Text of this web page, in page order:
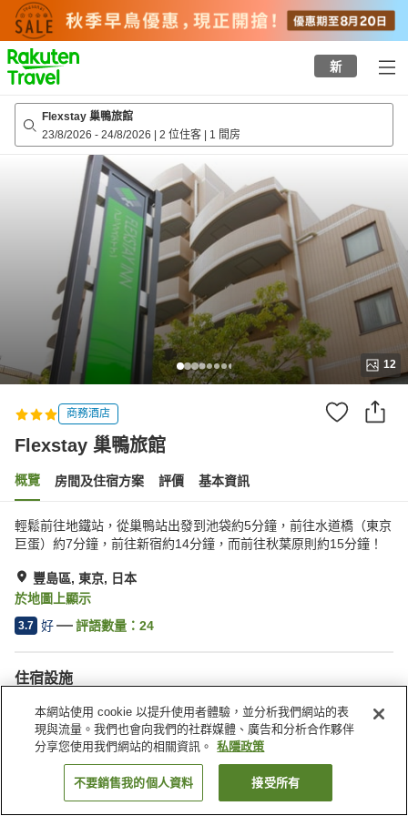
to
top
page
新
Flexstay 巢鴨旅館
23/8/2026 - 24/8/2026 | 2 位住客 | 1 間房
12
商務酒店
Flexstay 巢鴨旅館
概覽 房間及住宿方案 評價 基本資訊
輕鬆前往地鐵站，從巢鴨站出發到池袋約5分鐘，前往水道橋（東京
巨蛋）約7分鐘，前往新宿約14分鐘，而前往秋葉原則約15分鐘！
豐島區, 東京, 日本
於地圖上顯示
3.7 好 評語數量： 24
住宿設施
Wi-Fi
自動販賣機
收費洗衣房
送遞服務
找客房
本網站使用 cookie 以提升使用者體驗，並分析我們網站的表
現與流量。我們也會向我們的社群媒體、廣告和分析合作夥伴
分享您使用我們網站的相關資訊。
私隱政策
不要銷售我的個人資料 接受所有